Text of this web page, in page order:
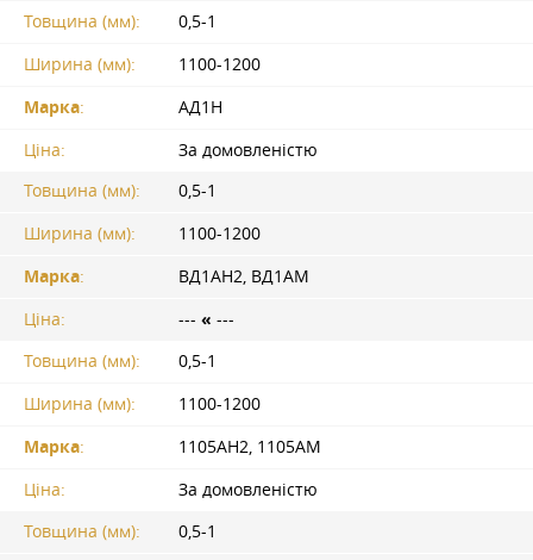
Товщина (мм):
0,5-1
Ширина (мм):
1100-1200
Марка:
АД1Н
Ціна:
За домовленістю
Товщина (мм):
0,5-1
Ширина (мм):
1100-1200
Марка:
ВД1АН2, ВД1АМ
Ціна:
--- « ---
Товщина (мм):
0,5-1
Ширина (мм):
1100-1200
Марка:
1105АН2, 1105АМ
Ціна:
За домовленістю
Товщина (мм):
0,5-1